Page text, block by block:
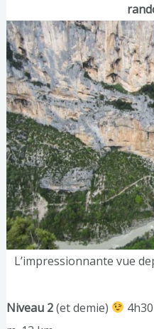
L’impressionnante vue
Niveau 2(et demie)